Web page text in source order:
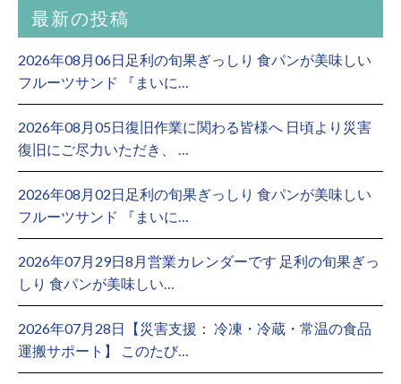
最新の投稿
2026年08月06日足利の旬果ぎっしり 食パンが美味しい
フルーツサンド 『まいに…
2026年08月05日復旧作業に関わる皆様へ 日頃より災害
復旧にご尽力いただき、 …
2026年08月02日足利の旬果ぎっしり 食パンが美味しい
フルーツサンド 『まいに…
2026年07月29日8月営業カレンダーです 足利の旬果ぎっ
しり 食パンが美味しい…
2026年07月28日【災害支援： 冷凍・冷蔵・常温の食品
運搬サポート】 このたび…